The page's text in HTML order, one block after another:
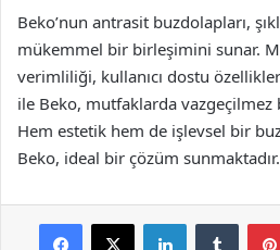
Beko’nun antrasit buzdolapları,
mükemmel bir birleşimini sunar.
verimliliği, kullanıcı dostu
ile Beko, mutfaklarda
Hem estetik hem de işlevsel bir
Beko, ideal bir çözüm sunmaktadır.
Facebook
X LinkedIn